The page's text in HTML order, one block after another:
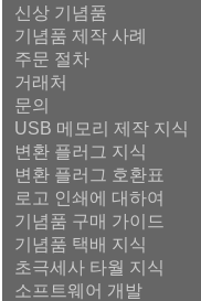
신상 기념품
기념품 제작 사례
주문 절차
거래처
문의
USB 메모리 제작 지식
변환 플러그 지식
변환 플러그 호환표
로고 인쇄에 대하여
기념품 구매 가이드
기념품 택배 지식
초극세사 타월 지식
소프트웨어 개발